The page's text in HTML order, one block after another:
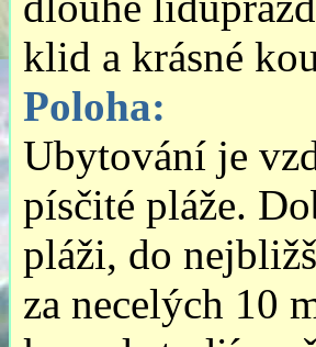
klid a krásné
Poloha:
Ubytování je
písčité pláže.
pláži, do
za necelých 10